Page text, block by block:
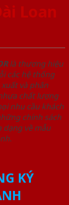
Loan
là thương hiệu
các hệ thống
và phân
chất lượng
nhu cầu khách
chính sách
dạng về mẫu
KÝ